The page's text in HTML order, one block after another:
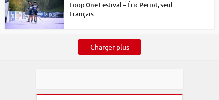
Loop One Festival – Éric Perrot, seul
Français...
Charger plus